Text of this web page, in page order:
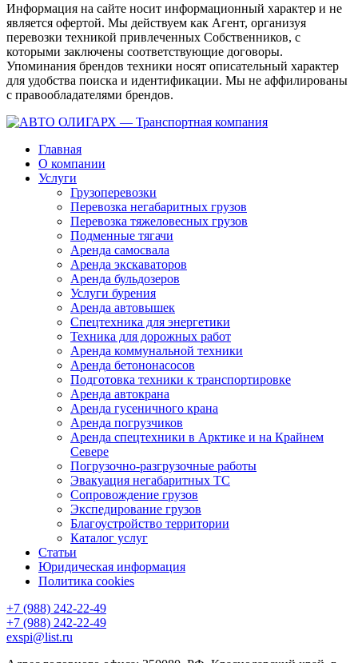
Информация на сайте носит информационный характер и не
является офертой. Мы действуем как Агент, организуя
перевозки техникой привлеченных Собственников, с
которыми заключены соответствующие договоры.
Упоминания брендов техники носят описательный характер
для удобства поиска и идентификации. Мы не аффилированы
с правообладателями брендов.
Главная
О компании
Услуги
Грузоперевозки
Перевозка негабаритных грузов
Перевозка тяжеловесных грузов
Подменные тягачи
Аренда самосвала
Аренда экскаваторов
Аренда бульдозеров
Услуги бурения
Аренда автовышек
Спецтехника для энергетики
Техника для дорожных работ
Аренда коммунальной техники
Аренда бетононасосов
Подготовка техники к транспортировке
Аренда автокрана
Аренда гусеничного крана
Аренда погрузчиков
Аренда спецтехники в Арктике и на Крайнем
Севере
Погрузочно-разгрузочные работы
Эвакуация негабаритных ТС
Сопровождение грузов
Экспедирование грузов
Благоустройство территории
Каталог услуг
Статьи
Юридическая информация
Политика cookies
+7 (988) 242-22-49
+7 (988) 242-22-49
exspi@list.ru